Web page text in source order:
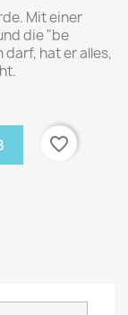
Mit einer
die "be
hat er alles,
favorite_border